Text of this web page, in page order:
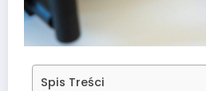
Spis Treści